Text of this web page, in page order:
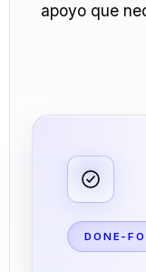
apoyo que
DONE-